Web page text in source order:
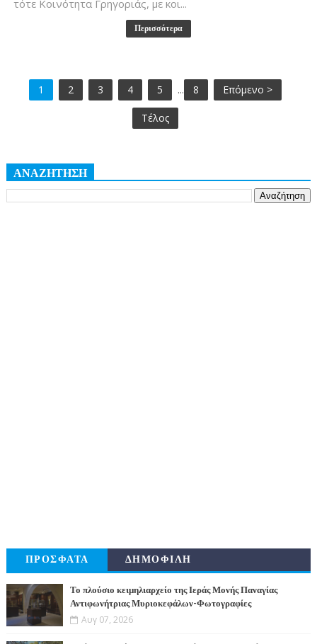
τότε Κοινότητα Γρηγοριάς, με κοι...
Περισσότερα
1 2 3 4 5 ... 8 Επόμενο >
Τέλος
ΑΝΑΖΗΤΗΣΗ
ΠΡΟΣΦΑΤΑ ΔΗΜΟΦΙΛΗ
Το πλούσιο κειμηλιαρχείο της Ιεράς Μονής Παναγίας
Αντιφωνήτριας Μυριοκεφάλων-Φωτογραφίες
Αυγ 07, 2026